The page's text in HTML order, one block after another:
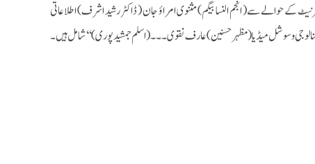
کے حوالے سے( انجم النسا بیگم) مثنوی امراؤ جان ( ڈاکٹر رشید اشرف) اطلاعاتی
و سوشل میڈیا(مظہر حسنین)عارف نقوی۔۔۔(اسلم جمشید پوری)‘‘ شامل ہیں۔